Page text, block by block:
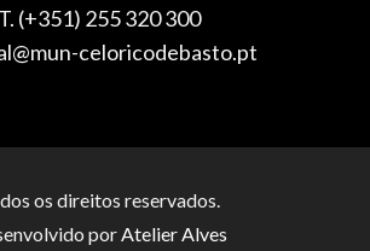
T. (+351) 255 320 300
celoricodebasto.pt
os direitos reservados.
por Atelier Alves